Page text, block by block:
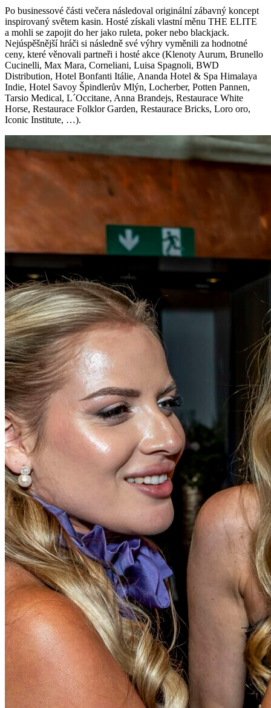
Po businessové části večera následoval originální zábavný koncept
inspirovaný světem kasin. Hosté získali vlastní měnu THE ELITE
a mohli se zapojit do her jako ruleta, poker nebo blackjack.
Nejúspěšnější hráči si následně své výhry vyměnili za hodnotné
ceny, které věnovali partneři i hosté akce (Klenoty Aurum, Brunello
Cucinelli, Max Mara, Corneliani, Luisa Spagnoli, BWD
Distribution, Hotel Bonfanti Itálie, Ananda Hotel & Spa Himalaya
Indie, Hotel Savoy Špindlerův Mlýn, Locherber, Potten Pannen,
Tarsio Medical, L´Occitane, Anna Brandejs, Restaurace White
Horse, Restaurace Folklor Garden, Restaurace Bricks, Loro oro,
Iconic Institute, …).